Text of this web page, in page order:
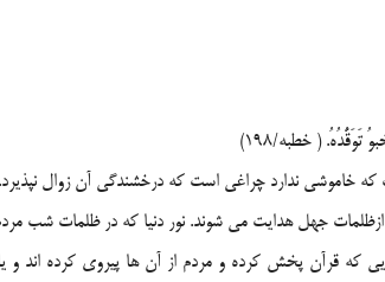
تَوَقُّدُهُ. ( خطبه/198)
که خاموشی ندارد چراغی است که درخشندگی آن زوال نپذیرد.
جهل هدایت می شوند. نور دنیا که در ظلمات شب
که قرآن پخش کرده و مردم از آن ها پیروی کرده اند و